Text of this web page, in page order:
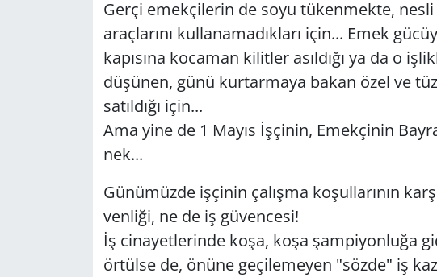
Gerçi emek­çi­le­rin de soyu tü­ken­mek­te,
araç­la­rı­nı kul­la­na­ma­dık­la­rı için... Emek
ka­pı­sı­na ko­ca­man ki­lit­ler asıl­dı­ğı ya da o
dü­şü­nen, günü kur­tar­ma­ya bakan özel ve
sa­tıl­dı­ğı için...
Ama yine de 1 Mayıs İşçi­nin, Emek­çi­nin
nek...
Gü­nü­müz­de iş­çi­nin ça­lış­ma ko­şul­la­rı­nın
ven­li­ği, ne de iş gü­ven­ce­si!
İş ci­na­yet­le­rin­de koşa, koşa şam­pi­yon­lu­ğa
ör­tül­se de, önüne ge­çi­le­me­yen "sözde" iş
POLİTİKA
RESMİ İLANLAR